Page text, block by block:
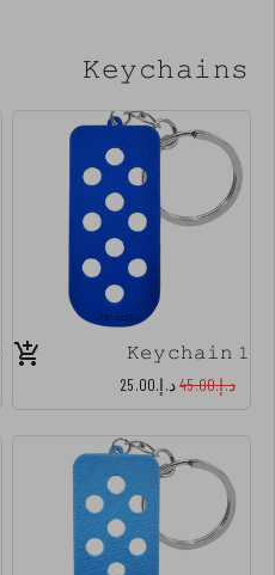
𝙺𝚎𝚢𝚌𝚑𝚊𝚒𝚗𝚜
𝙺𝚎𝚢𝚌𝚑𝚊𝚒𝚗 𝟷
د.إ.‏45.00 د.إ.‏25.00